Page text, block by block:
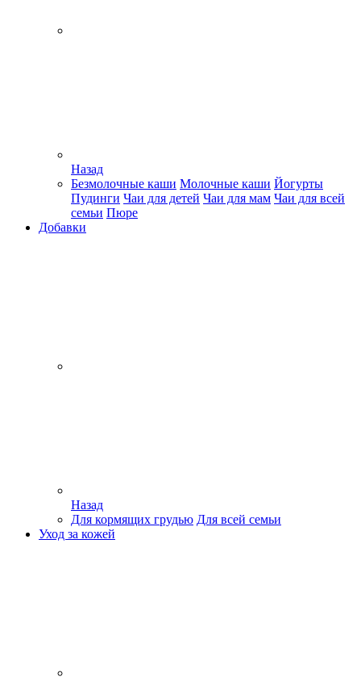
Назад
Безмолочные каши Молочные каши Йогурты
Пудинги Чаи для детей Чаи для мам Чаи для всей
семьи Пюре
Добавки
Назад
Для кормящих грудью Для всей семьи
Уход за кожей